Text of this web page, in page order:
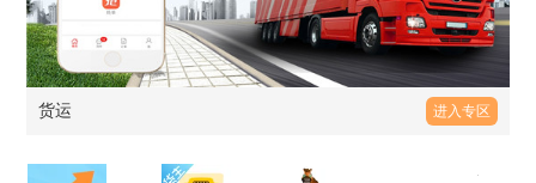
货运 进入专区